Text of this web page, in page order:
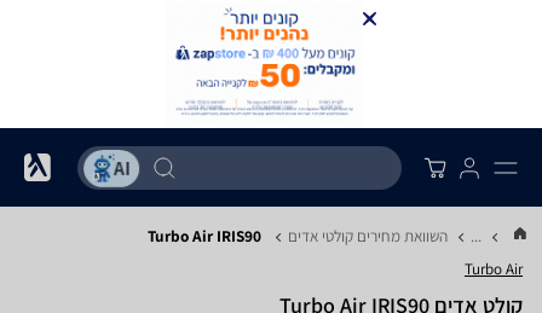
... השוואת מחירים קולטי אדים Turbo Air IRIS90
Turbo Air
קולט אדים Turbo Air IRIS90